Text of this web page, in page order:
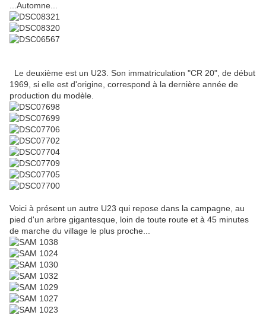
...Automne...
Le deuxième est un U23. Son immatriculation "CR 20", de début
1969, si elle est d'origine, correspond à la dernière année de
production du modèle.
Voici à présent un autre U23 qui repose dans la campagne, au
pied d'un arbre gigantesque, loin de toute route et à 45 minutes
de marche du village le plus proche...